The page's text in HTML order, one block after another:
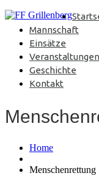
Mannschaft
Einsätze
Veranstaltungen
Geschichte
Kontakt
Home
Menschenrettung